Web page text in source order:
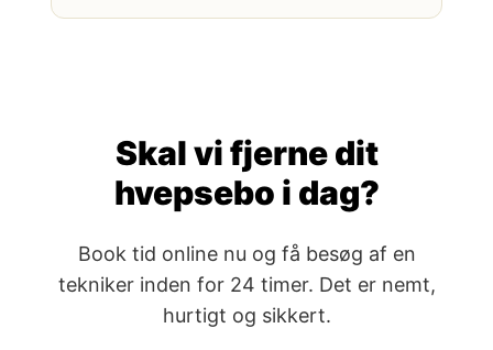
Skal vi fjerne dit
hvepsebo i dag?
Book tid online nu og få besøg af en
tekniker inden for 24 timer. Det er nemt,
hurtigt og sikkert.